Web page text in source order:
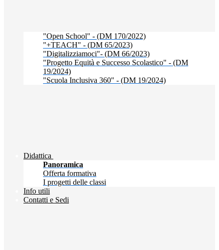
"Open School" - (DM 170/2022)
"+TEACH" - (DM 65/2023)
"Digitalizziamoci"- (DM 66/2023)
"Progetto Equità e Successo Scolastico" - (DM
19/2024)
"Scuola Inclusiva 360" - (DM 19/2024)
Didattica
Panoramica
Offerta formativa
I progetti delle classi
Info utili
Contatti e Sedi